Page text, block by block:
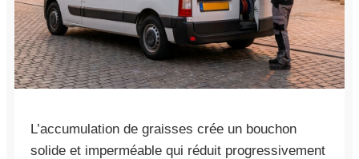
L’accumulation de graisses crée un bouchon
solide et imperméable qui réduit progressivement